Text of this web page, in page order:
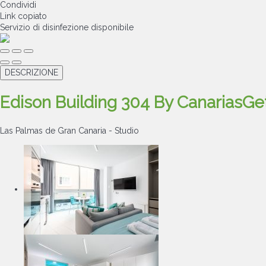
Condividi
Link copiato
Servizio di disinfezione disponibile
DESCRIZIONE
Edison Building 304 By
Las Palmas de Gran Canaria - Studio